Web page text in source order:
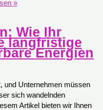
»
Wie Ihr
langfristige
Energien
und Unternehmen müssen
sich wandelnden
Artikel bieten wir Ihnen